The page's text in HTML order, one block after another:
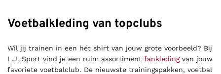
Voetbalkleding van topclubs
Wil jij trainen in een hét shirt van jouw grote voorbeeld? Bij
L.J. Sport vind je een ruim assortiment fankledingvan jouw
favoriete voetbalclub. De nieuwste trainingspakken, voetbal